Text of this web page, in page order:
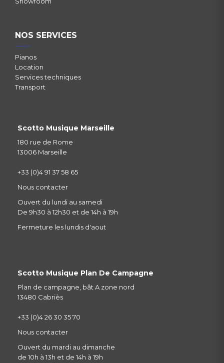
NOS SERVICES
Pianos
Location
Services techniques
Transport
Scotto Musique Marseille
180 rue de Rome
13006 Marseille
+33 (0)4 91 37 58 65
Nous contacter
Ouvert du lundi au samedi
De 9h30 à 12h30 et de 14h à 19h
Fermeture les lundis d'aout
Scotto Musique Plan De Campagne
Plan de campagne, bât A zone nord
13480 Cabriès
+33 (0)4 26 30 35 70
Nous contacter
Ouvert du mardi au dimanche
de 10h à 13h et de 14h à 19h